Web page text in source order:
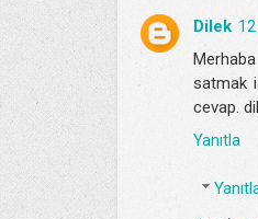
Dilek
satmak
cevap.
Yanıtla